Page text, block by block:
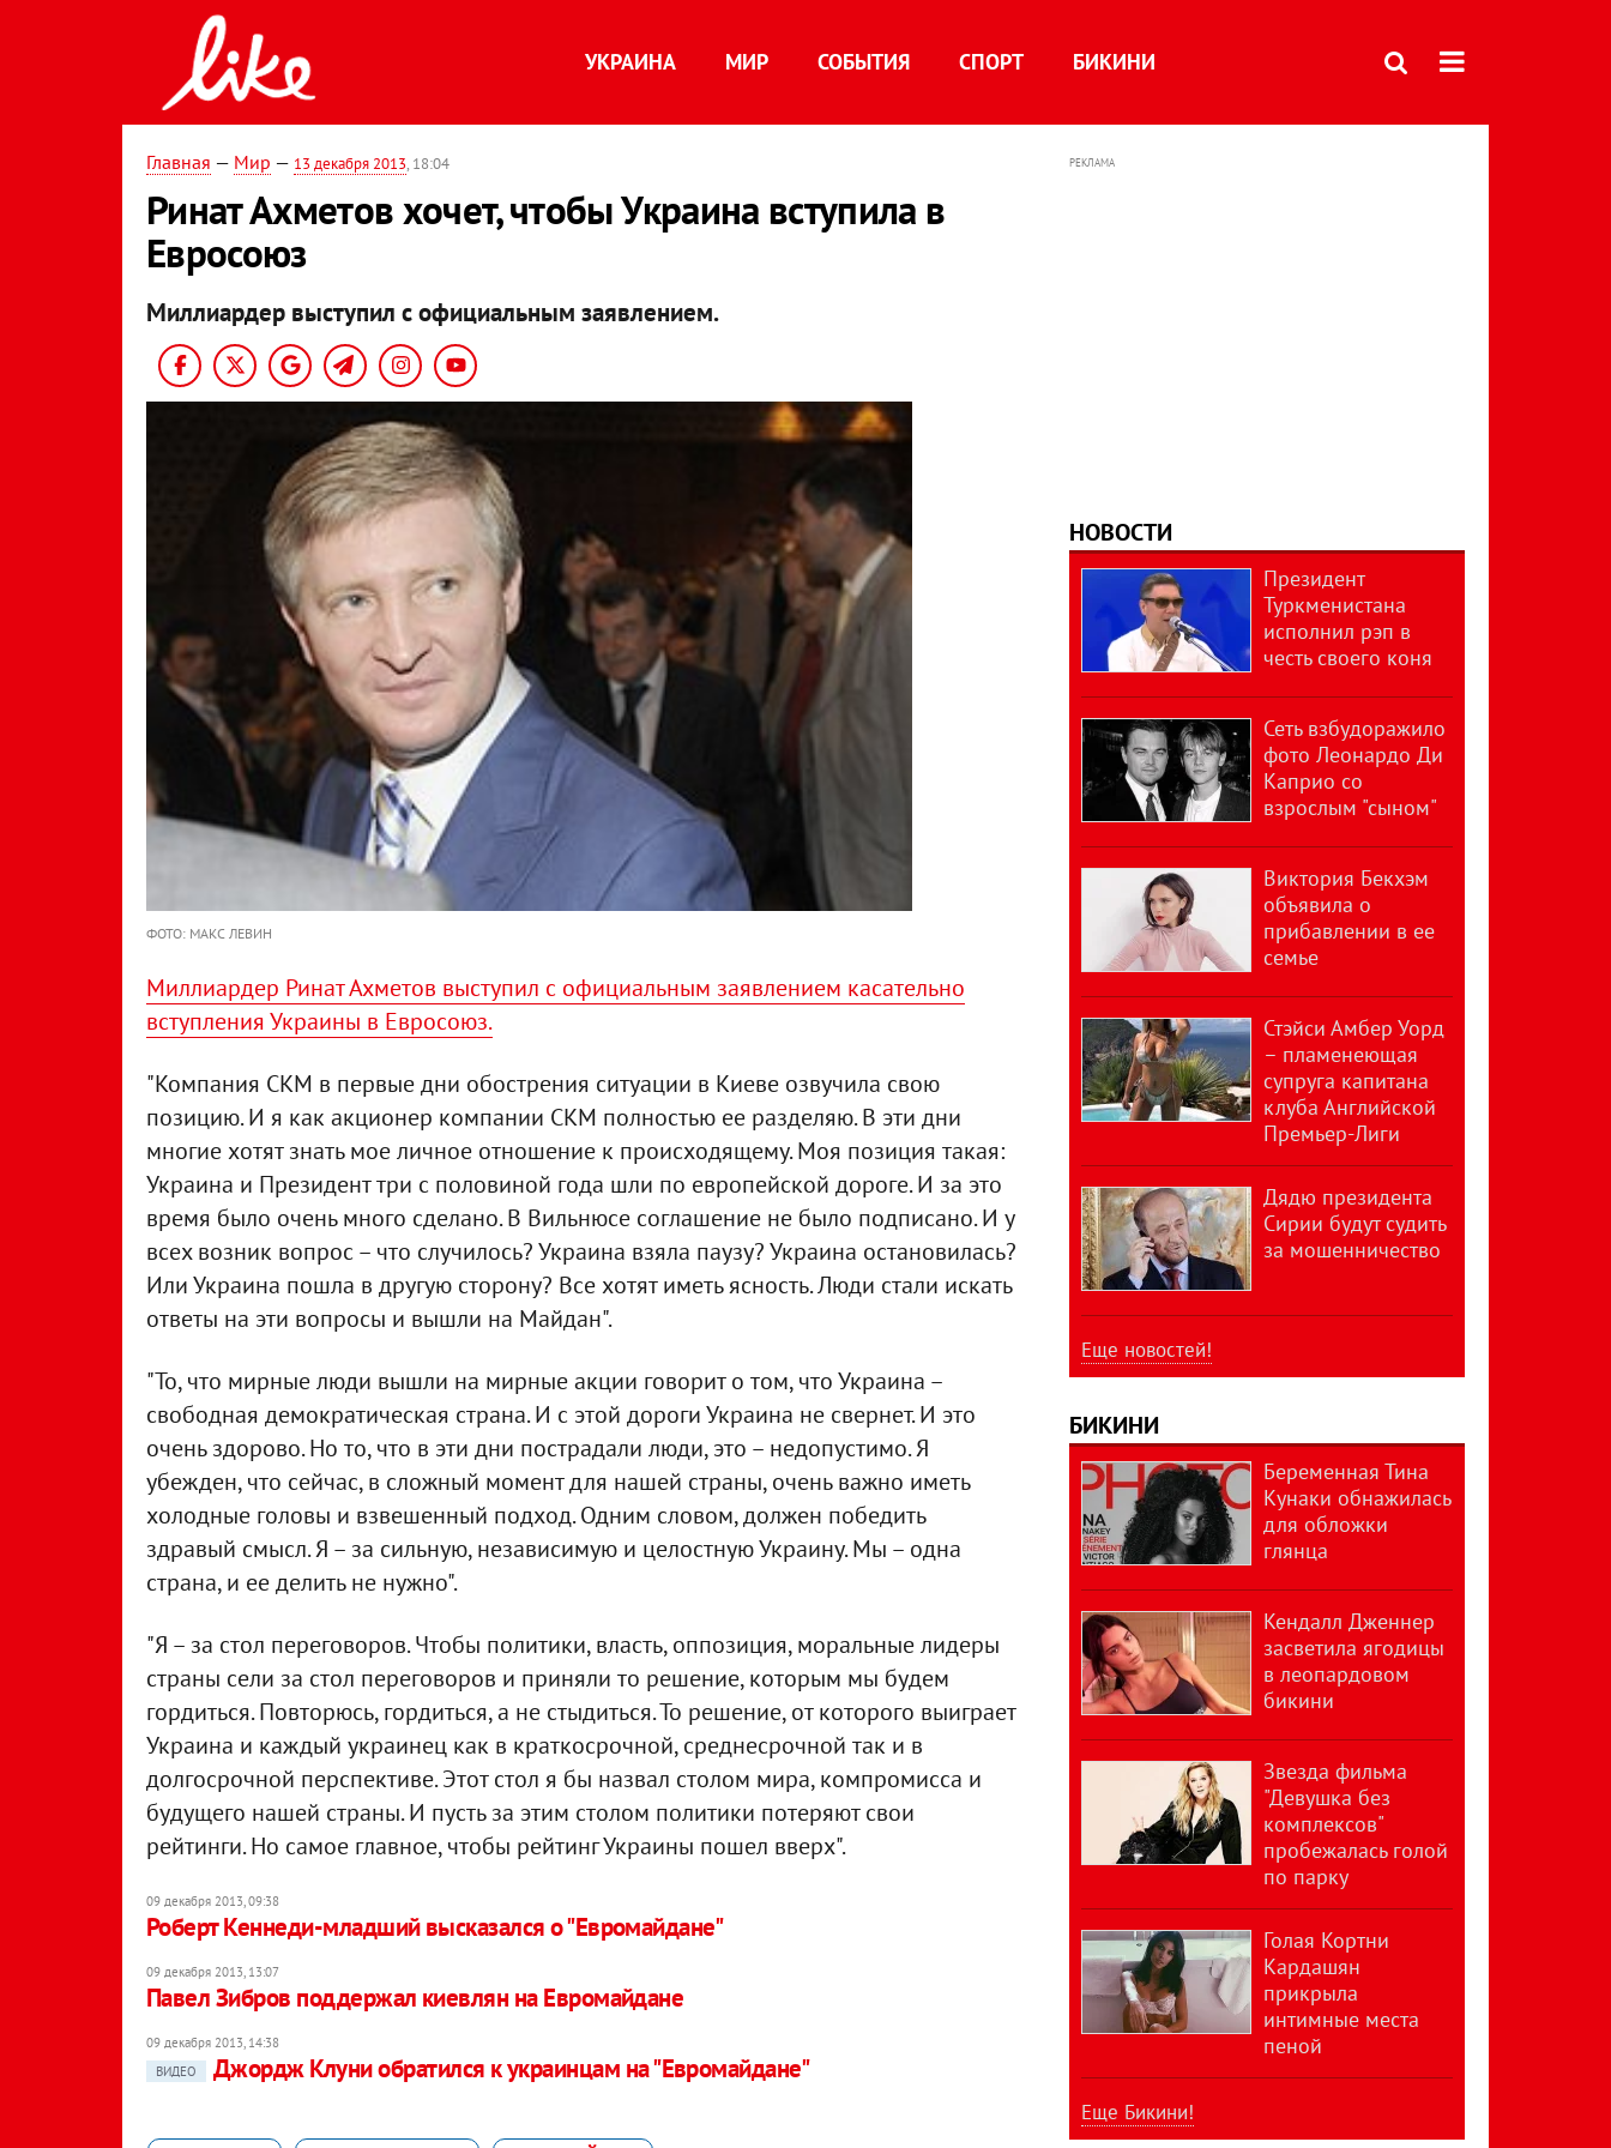
УКРАИНА МИР СОБЫТИЯ СПОРТ БИКИНИ
Главная — Мир — 13 декабря 2013, 18:04
Ринат Ахметов хочет, чтобы Украина вступила в
Евросоюз
Миллиардер выступил с официальным заявлением.
ФОТО: МАКС ЛЕВИН
Миллиардер Ринат Ахметов выступил с официальным заявлением касательно
вступления Украины в Евросоюз.
"Компания СКМ в первые дни обострения ситуации в Киеве озвучила свою
позицию. И я как акционер компании СКМ полностью ее разделяю. В эти дни
многие хотят знать мое личное отношение к происходящему. Моя позиция такая:
Украина и Президент три с половиной года шли по европейской дороге. И за это
время было очень много сделано. В Вильнюсе соглашение не было подписано. И у
всех возник вопрос – что случилось? Украина взяла паузу? Украина остановилась?
Или Украина пошла в другую сторону? Все хотят иметь ясность. Люди стали искать
ответы на эти вопросы и вышли на Майдан".
"То, что мирные люди вышли на мирные акции говорит о том, что Украина –
свободная демократическая страна. И с этой дороги Украина не свернет. И это
очень здорово. Но то, что в эти дни пострадали люди, это – недопустимо. Я
убежден, что сейчас, в сложный момент для нашей страны, очень важно иметь
холодные головы и взвешенный подход. Одним словом, должен победить
здравый смысл. Я – за сильную, независимую и целостную Украину. Мы – одна
страна, и ее делить не нужно".
"Я – за стол переговоров. Чтобы политики, власть, оппозиция, моральные лидеры
страны сели за стол переговоров и приняли то решение, которым мы будем
гордиться. Повторюсь, гордиться, а не стыдиться. То решение, от которого выиграет
Украина и каждый украинец как в краткосрочной, среднесрочной так и в
долгосрочной перспективе. Этот стол я бы назвал столом мира, компромисса и
будущего нашей страны. И пусть за этим столом политики потеряют свои
рейтинги. Но самое главное, чтобы рейтинг Украины пошел вверх".
09 декабря 2013, 09:38
Роберт Кеннеди-младший высказался о "Евромайдане"
09 декабря 2013, 13:07
Павел Зибров поддержал киевлян на Евромайдане
09 декабря 2013, 14:38
ВИДЕО
Джордж Клуни обратился к украинцам на "Евромайдане"
РЕКЛАМА
НОВОСТИ
Президент
Туркменистана
исполнил рэп в
честь своего коня
Сеть взбудоражило
фото Леонардо Ди
Каприо со
взрослым "сыном"
Виктория Бекхэм
объявила о
прибавлении в ее
семье
Стэйси Амбер Уорд
– пламенеющая
супруга капитана
клуба Английской
Премьер-Лиги
Дядю президента
Сирии будут судить
за мошенничество
Еще новостей!
БИКИНИ
Беременная Тина
Кунаки обнажилась
для обложки
глянца
Кендалл Дженнер
засветила ягодицы
в леопардовом
бикини
Звезда фильма
"Девушка без
комплексов"
пробежалась голой
по парку
Голая Кортни
Кардашян
прикрыла
интимные места
пеной
Еще Бикини!